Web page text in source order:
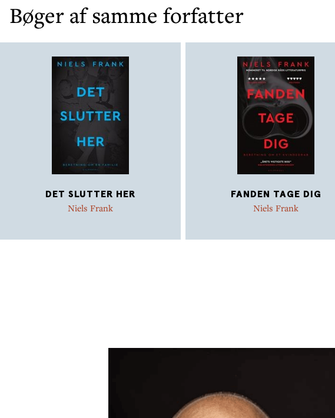
Bøger af samme forfatter
DET SLUTTER HER
Niels Frank
FANDEN TAGE DIG
Niels Frank